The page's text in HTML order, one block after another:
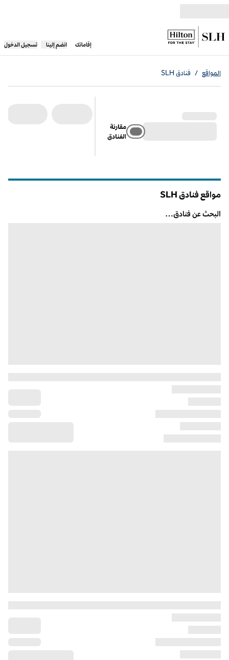
إقاماتك
، يفتح علامة تبويب جديدة
انضم إلينا تسجيل الدخول
المواقع / فنادق SLH
مقارنة
الفنادق
مواقع فنادق SLH
البحث عن فنادق…